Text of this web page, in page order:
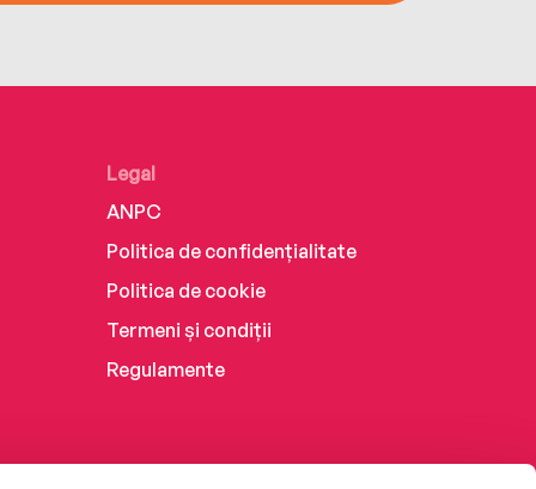
Legal
ANPC
Politica de confidențialitate
Politica de cookie
Termeni și condiții
Regulamente